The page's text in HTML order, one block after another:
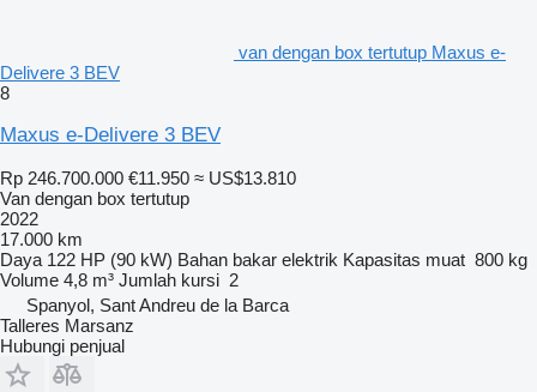
van dengan box tertutup Maxus e-
Delivere 3 BEV
8
Maxus e-Delivere 3 BEV
Rp 246.700.000 €11.950 ≈ US$13.810
Van dengan box tertutup
2022
17.000 km
Daya 122 HP (90 kW) Bahan bakar elektrik Kapasitas muat 800 kg
Volume 4,8 m³ Jumlah kursi 2
Spanyol, Sant Andreu de la Barca
Talleres Marsanz
Hubungi penjual